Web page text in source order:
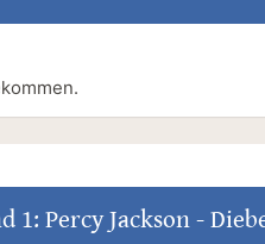
1: Percy Jackson -